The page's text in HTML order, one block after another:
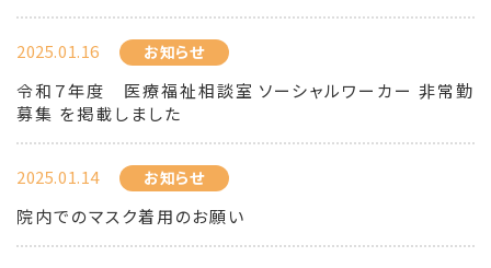
2025.01.16 お知らせ
令和７年度 医療福祉相談室 ソーシャルワーカー 非常勤
募集 を掲載しました
2025.01.14 お知らせ
院内でのマスク着用のお願い